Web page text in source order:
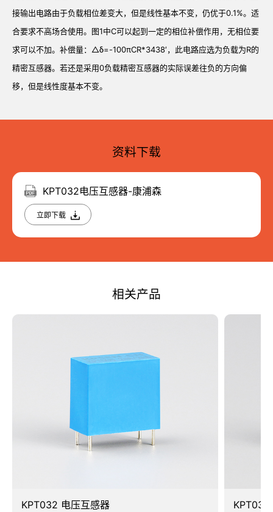
接输出电路由于负载相位差变大，但是线性基本不变，仍优于0.1%。适
合要求不高场合使用。图1中C可以起到一定的相位补偿作用，无相位要
求可以不加。补偿量：△δ=-100πCR*3438′，此电路应选为负载为R的
精密互感器。若还是采用0负载精密互感器的实际误差往负的方向偏
移，但是线性度基本不变。
资料下载
KPT032电压互感器-康浦森
立即下载
相关产品
KPT032 电压互感器 KPT035